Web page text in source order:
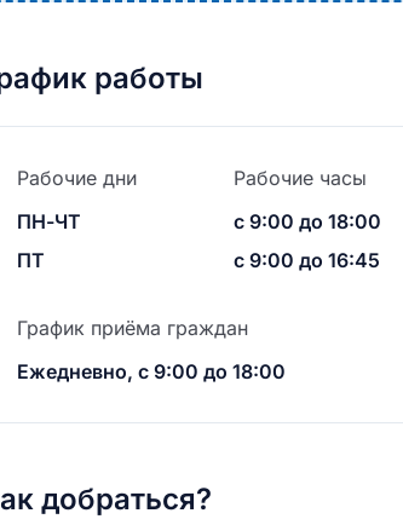
работы
Рабочие дни
ПН-ЧТ
ПТ
Рабочие часы
с 9:00 до 18:00
с 9:00 до 16:45
График приёма граждан
Ежедневно, с 9:00 до 18:00
добраться?